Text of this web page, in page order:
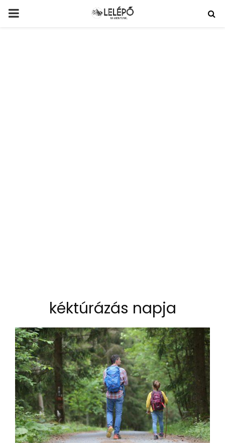
PRIMARY
kéktúrázás napja